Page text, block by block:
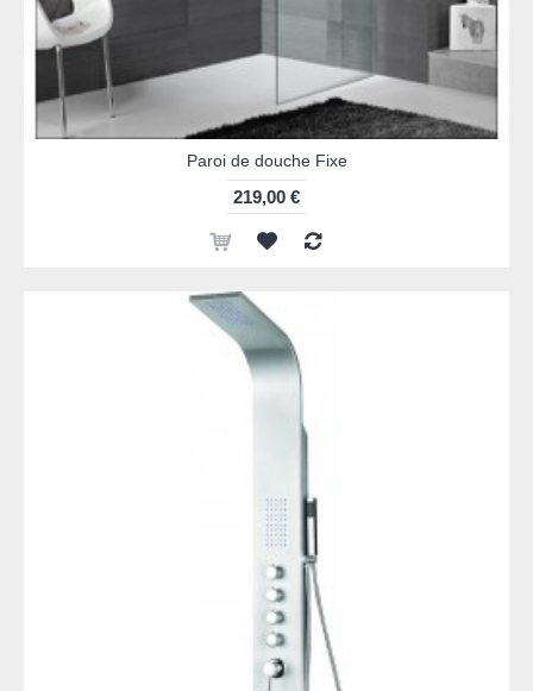
Paroi de douche Fixe
219,00 €